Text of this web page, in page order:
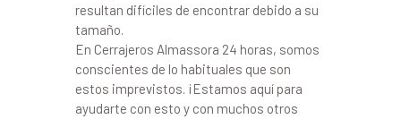
resultan difíciles de encontrar debido a su
tamaño.
En Cerrajeros Almassora 24 horas, somos
conscientes de lo habituales que son
estos imprevistos. ¡Estamos aquí para
ayudarte con esto y con muchos otros